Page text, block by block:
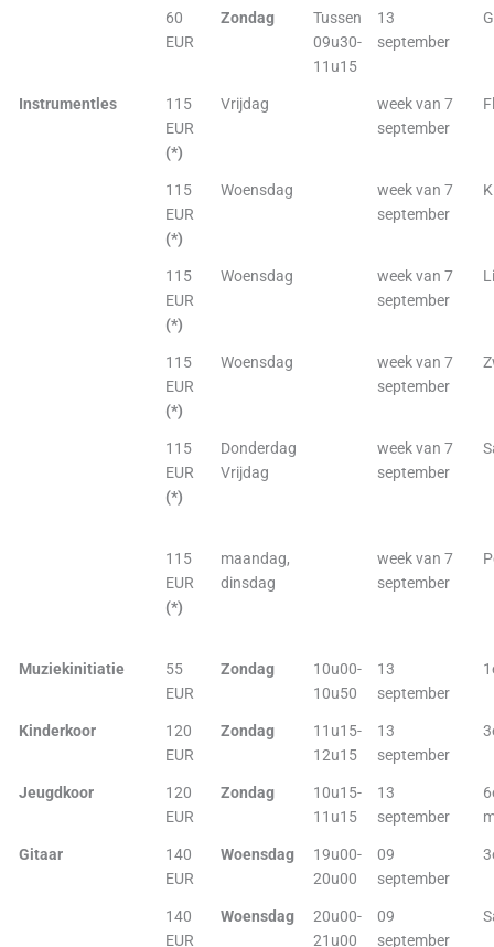
60
EUR
Zondag
Tussen
09u30-
11u15
13
september
Instrumentles
115
EUR
(*)
Vrijdag
week van 7
september
115
EUR
(*)
Woensdag
week van 7
september
115
EUR
(*)
Woensdag
week van 7
september
115
EUR
(*)
Woensdag
week van 7
september
115
EUR
(*)
Donderdag
Vrijdag
week van 7
september
115
EUR
(*)
maandag,
dinsdag
week van 7
september
Muziekinitiatie
55
EUR
Zondag
10u00-
10u50
13
september
Kinderkoor
120
EUR
Zondag
11u15-
12u15
13
september
Jeugdkoor
120
EUR
Zondag
10u15-
11u15
13
september
Gitaar
140
EUR
Woensdag
19u00-
20u00
09
september
140
EUR
Woensdag
20u00-
21u00
09
september